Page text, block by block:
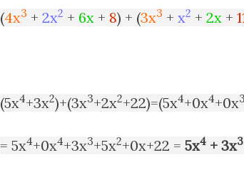
(4x3 + 2x2 + 6x + 8) + (3x3 + x2 + 2x +
(5x4+3x2)+(3x3+2x2+22)=(5x4+0x4+0x3
= 5x4+0x4+3x3+5x2+0x+22 = 5x4 + 3x3